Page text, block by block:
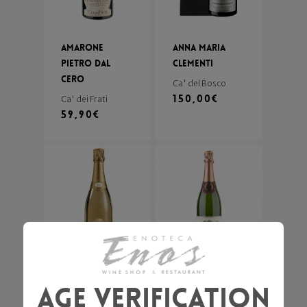
Amarone
Pietro dal
Cero
Ca' dei Frati
59,90€
Anna Maria
Clementi
Ca' del Bosco
150,00€
Brut Blanc de
Blanc
Brut Nature
Monsupello
Age Verification